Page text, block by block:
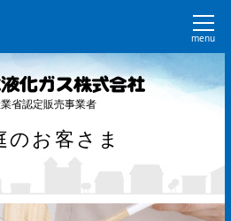
menu
省認定販売事業者
のお客さま